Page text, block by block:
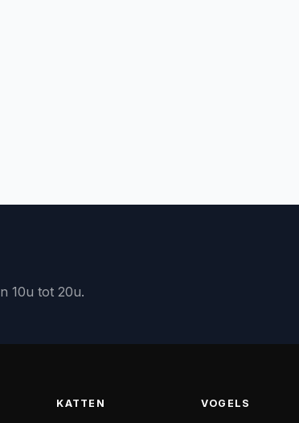
10u tot 20u.
KATTEN VOGELS